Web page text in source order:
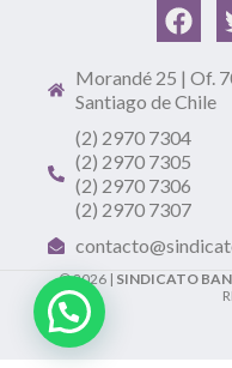
Morandé 25 | Of.
Santiago de Chile
(2) 2970 7304
(2) 2970 7305
(2) 2970 7306
(2) 2970 7307
© 2026 | SINDICATO